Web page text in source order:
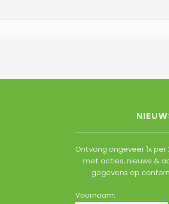
Ontvang ongeveer 1x
met acties, nieuws &
gegevens op
Voornaam: